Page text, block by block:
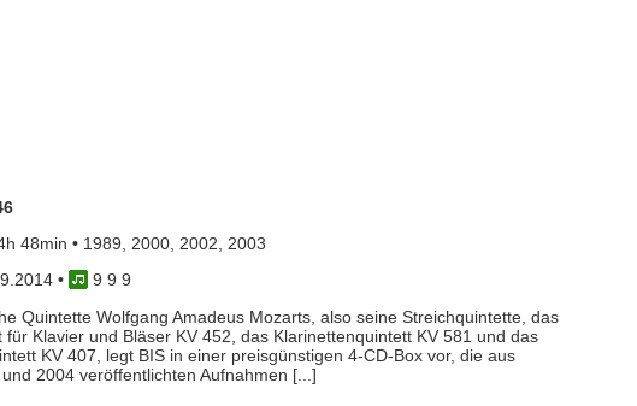
48min • 1989, 2000, 2002, 2003
•
9 9 9
Quintette Wolfgang Amadeus Mozarts, also seine Streichquintette, das
für Klavier und Bläser KV 452, das Klarinettenquintett KV 581 und das
KV 407, legt BIS in einer preisgünstigen 4-CD-Box vor, die aus
2004 veröffentlichten Aufnahmen [...]